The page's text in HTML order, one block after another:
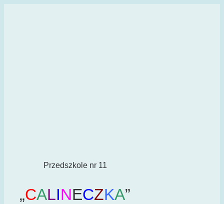
Przedszkole nr 11
„CALINECZKA”